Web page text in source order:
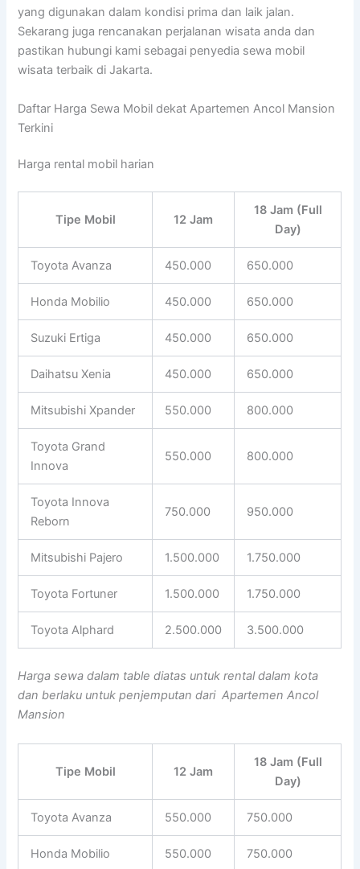
yang digunakan dalam kondisi prima dan laik jalan.
Sekarang juga rencanakan perjalanan wisata anda dan
pastikan hubungi kami sebagai penyedia sewa mobil
wisata terbaik di Jakarta.
Daftar Harga Sewa Mobil dekat Apartemen Ancol Mansion
Terkini
Harga rental mobil harian
Tipe Mobil 12 Jam
18 Jam (Full
Day)
Toyota Avanza 450.000 650.000
Honda Mobilio 450.000 650.000
Suzuki Ertiga 450.000 650.000
Daihatsu Xenia 450.000 650.000
Mitsubishi Xpander 550.000 800.000
Toyota Grand
Innova
550.000 800.000
Toyota Innova
Reborn
750.000 950.000
Mitsubishi Pajero 1.500.000 1.750.000
Toyota Fortuner 1.500.000 1.750.000
Toyota Alphard 2.500.000 3.500.000
Harga sewa dalam table diatas untuk rental dalam kota
dan berlaku untuk penjemputan dari Apartemen Ancol
Mansion
Tipe Mobil 12 Jam
18 Jam (Full
Day)
Toyota Avanza 550.000 750.000
Honda Mobilio 550.000 750.000